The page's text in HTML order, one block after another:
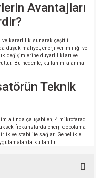
Avantajları
ve kararlılık sunarak çeşitli
düşük maliyet, enerji verimliliği ve
değişimlerine duyarlılıkları ve
Bu nedenle, kullanım alanına
Teknik
altında çalışabilen, 4 mikrofarad
frekanslarda enerji depolama
ve stabilite sağlar. Genellikle
kullanılır.